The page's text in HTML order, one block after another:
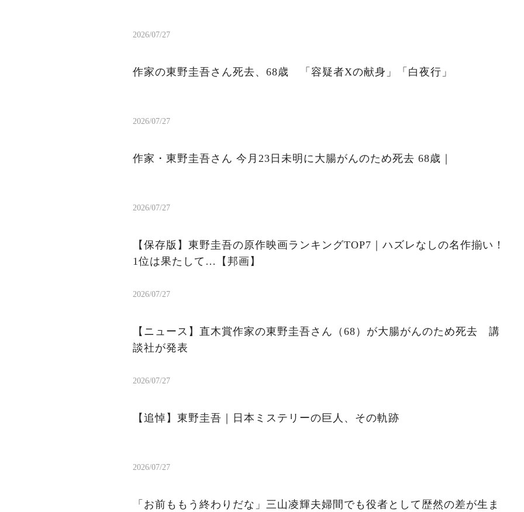
2026/07/27
作家の東野圭吾さん死去、68歳 「容疑者Xの献身」「白夜行」
2026/07/27
作家・東野圭吾さん 今月23日未明に大腸がんのため死去 68歳｜
2026/07/27
【保存版】東野圭吾の原作映画ランキングTOP7｜ハズレなしの名作揃い！
1位は果たして…【邦画】
2026/07/27
【ニュース】直木賞作家の東野圭吾さん（68）が大腸がんのため死去 講
談社が発表
2026/07/27
【追悼】東野圭吾｜日本ミステリーの巨人、その軌跡
2026/07/27
「お前ももう終わりだな」三山凌輝夫婦間でも役者として歴然の差が生ま